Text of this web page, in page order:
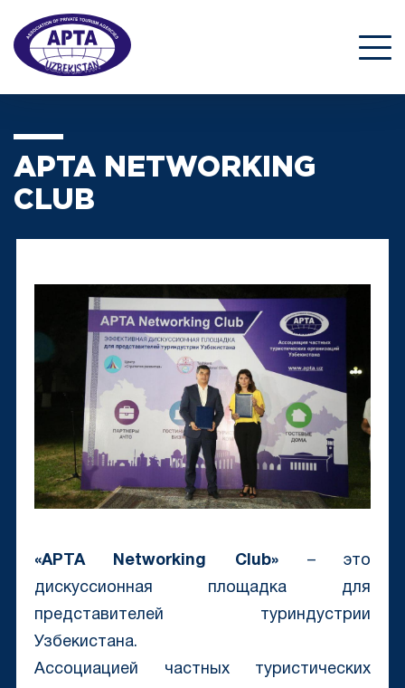
APTA NETWORKING
CLUB
«APTA Networking Club» – это
дискуссионная площадка для
представителей туриндустрии
Узбекистана.
Ассоциацией частных туристических